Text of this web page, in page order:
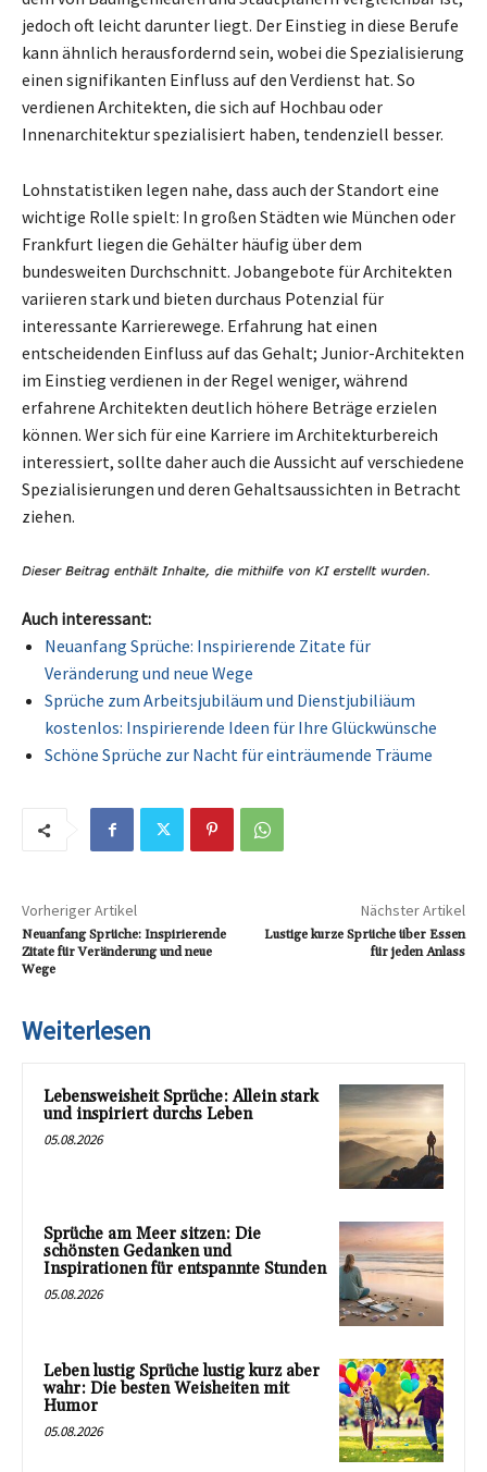
jedoch oft leicht darunter liegt. Der Einstieg in diese Berufe
kann ähnlich herausfordernd sein, wobei die Spezialisierung
einen signifikanten Einfluss auf den Verdienst hat. So
verdienen Architekten, die sich auf Hochbau oder
Innenarchitektur spezialisiert haben, tendenziell besser.
Lohnstatistiken legen nahe, dass auch der Standort eine
wichtige Rolle spielt: In großen Städten wie München oder
Frankfurt liegen die Gehälter häufig über dem
bundesweiten Durchschnitt. Jobangebote für Architekten
variieren stark und bieten durchaus Potenzial für
interessante Karrierewege. Erfahrung hat einen
entscheidenden Einfluss auf das Gehalt; Junior-Architekten
im Einstieg verdienen in der Regel weniger, während
erfahrene Architekten deutlich höhere Beträge erzielen
können. Wer sich für eine Karriere im Architekturbereich
interessiert, sollte daher auch die Aussicht auf verschiedene
Spezialisierungen und deren Gehaltsaussichten in Betracht
ziehen.
Auch interessant:
Neuanfang Sprüche: Inspirierende Zitate für
Veränderung und neue Wege
Sprüche zum Arbeitsjubiläum und Dienstjubiliäum
kostenlos: Inspirierende Ideen für Ihre Glückwünsche
Schöne Sprüche zur Nacht für einträumende Träume
Vorheriger Artikel
Neuanfang Sprüche: Inspirierende
Zitate für Veränderung und neue
Wege
Nächster Artikel
Lustige kurze Sprüche über Essen
für jeden Anlass
Weiterlesen
Lebensweisheit Sprüche: Allein stark
und inspiriert durchs Leben
05.08.2026
Sprüche am Meer sitzen: Die
schönsten Gedanken und
Inspirationen für entspannte Stunden
05.08.2026
Leben lustig Sprüche lustig kurz aber
wahr: Die besten Weisheiten mit
Humor
05.08.2026